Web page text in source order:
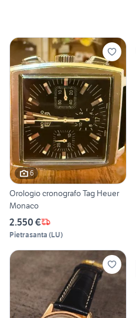
6
Orologio cronografo Tag Heuer
Monaco
2.550 €
Pietrasanta (LU)